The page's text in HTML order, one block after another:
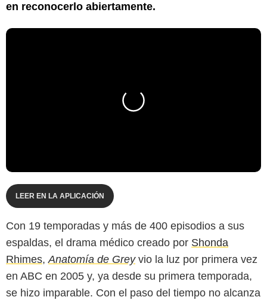
en reconocerlo abiertamente.
LEER EN LA APLICACIÓN
Con 19 temporadas y más de 400 episodios a sus
espaldas, el drama médico creado por Shonda
Rhimes, Anatomía de Greyvio la luz por primera vez
en ABC en 2005 y, ya desde su primera temporada,
se hizo imparable. Con el paso del tiempo no alcanza